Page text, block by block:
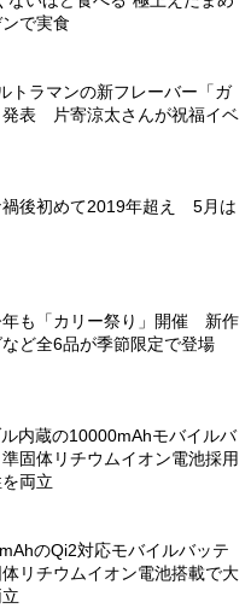
で実食
トラマンの新フレーバー「ガ
発表 片寄涼太さんが祝福イベ
禍後初めて2019年超え 5月は
年も「カリー祭り」開催 新作
ど全6品が季節限定で登場
内蔵の10000mAhモバイルバ
固体リチウムイオン電池採用
両立
のQi2対応モバイルバッテ
リチウムイオン電池搭載で大